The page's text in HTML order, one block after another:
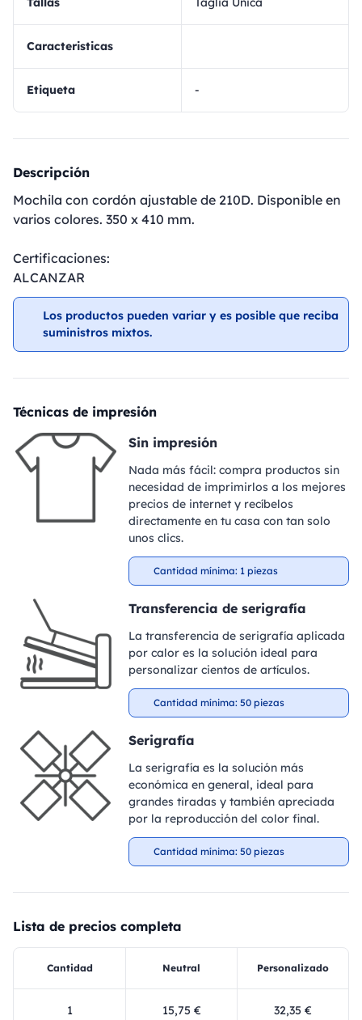
Caracteristicas
Etiqueta -
Descripción
Mochila con cordón ajustable de 210D. Disponible en
varios colores. 350 x 410 mm.
Certificaciones:
ALCANZAR
Los productos pueden variar y es posible que reciba
suministros mixtos.
Técnicas de impresión
Sin impresión
Nada más fácil: compra productos sin
necesidad de imprimirlos a los mejores
precios de internet y recíbelos
directamente en tu casa con tan solo
unos clics.
Cantidad mínima: 1 piezas
Transferencia de serigrafía
La transferencia de serigrafía aplicada
por calor es la solución ideal para
personalizar cientos de artículos.
Cantidad mínima: 50 piezas
Serigrafía
La serigrafía es la solución más
económica en general, ideal para
grandes tiradas y también apreciada
por la reproducción del color final.
Cantidad mínima: 50 piezas
Lista de precios completa
Cantidad Neutral Personalizado
1 15,75 € 32,35 €